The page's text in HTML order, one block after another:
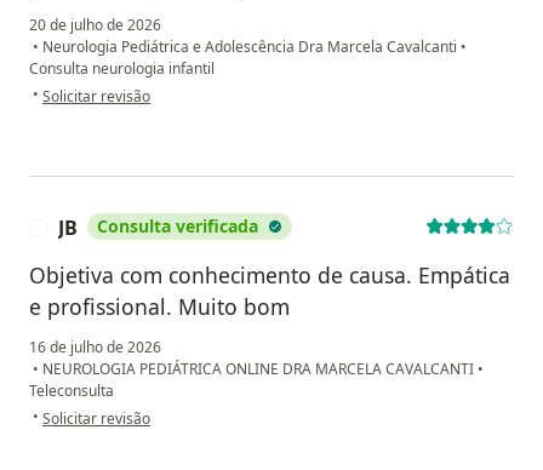
20 de julho de 2026
• Neurologia Pediátrica e Adolescência Dra Marcela Cavalcanti •
Consulta neurologia infantil
• na opinião do utilizador MARIA
Solicitar revisão
JB Consulta verificada
Objetiva com conhecimento de causa. Empática
e profissional. Muito bom
16 de julho de 2026
• NEUROLOGIA PEDIÁTRICA ONLINE DRA MARCELA CAVALCANTI •
Teleconsulta
• na opinião do utilizador JB
Solicitar revisão